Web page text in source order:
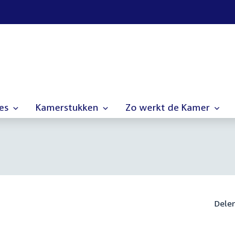
Kamerstukken Zo werkt de Kamer